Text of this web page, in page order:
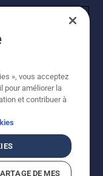
Les prix
Photos non
sont des prix de
direct.
aux cookies
», vous acceptez
pour améliorer la
et contribuer à
DE MES